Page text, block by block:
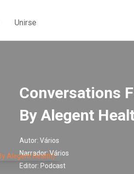
Unirse
Conversations
By Alegent
Autor: Vários
Narrador:Vários
Editor: Podcast